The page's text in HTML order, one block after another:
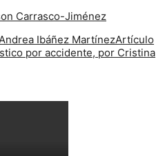
Carrasco-Jiménez
Ibáñez MartínezArtículo
por accidente, por Cristina